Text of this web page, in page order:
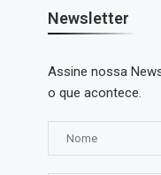
Newsletter
Assine nossa
o que acontece.